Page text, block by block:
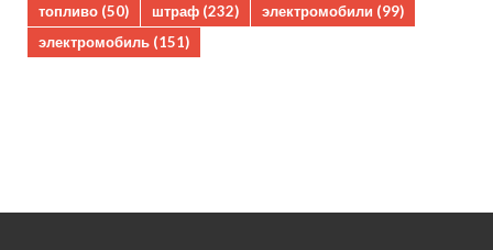
топливо (50) штраф (232) электромобили (99)
электромобиль (151)